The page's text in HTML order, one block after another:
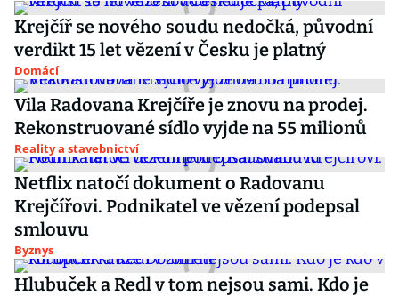
Krejčíř se nového soudu nedočká, původní
verdikt 15 let vězení v Česku je platný
Domácí
Vila Radovana Krejčíře je znovu na prodej.
Rekonstruované sídlo vyjde na 55 milionů
Reality a stavebnictví
Netflix natočí dokument o Radovanu
Krejčířovi. Podnikatel ve vězení podepsal
smlouvu
Byznys
Hlubuček a Redl v tom nejsou sami. Kdo je